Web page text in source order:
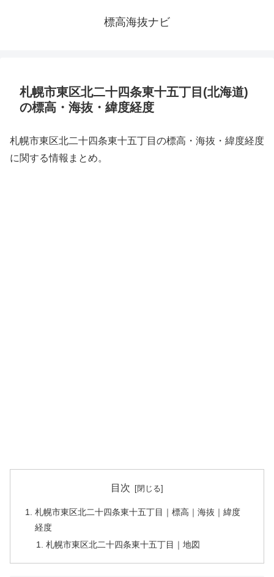
標高海抜ナビ
札幌市東区北二十四条東十五丁目(北海道)
の標高・海抜・緯度経度
札幌市東区北二十四条東十五丁目の標高・海抜・緯度経度
に関する情報まとめ。
目次
札幌市東区北二十四条東十五丁目｜標高｜海抜｜緯度
経度
札幌市東区北二十四条東十五丁目｜地図